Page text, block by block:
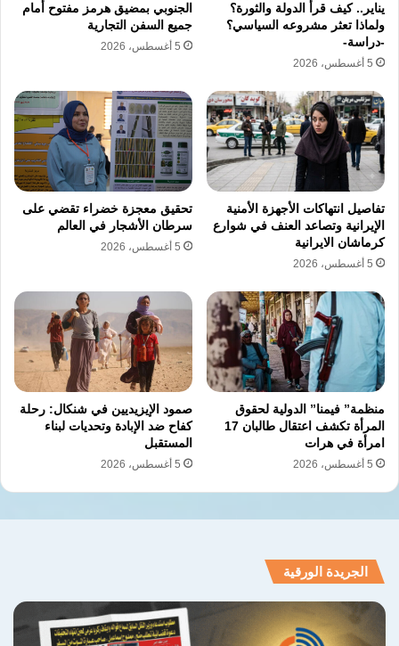
المنفذة خلال 12 يوما إلى نحو 291 عملية
عسكرية، وأسفرت هذه الهجمات الموثقة عن
الخطورة، في ظل عجز واضح لأنظمة الدفاع
الجوي عن التصدي لهذا الكم الكبير من المسيرات
الانتحارية والصواريخ الموجهة،
ترصد التقارير الميدانية فشل منظومات الدفاع
الجوي الصهيونية في اعتراض عدد كبير من
حيث دوت صفارات الإنذار في مناطق جنوب حيفا
وشمال تل أبيب مع تفعيل إجراءات الطوارئ
القصوى في كافة الملاجئ، وأقرت هيئة الإسعاف
بتعاملها مع أعداد من المصابين نتيجة الرشقات
الصاروخية وحالات التدافع الكبيرة، بينما وثقت
المشاهد المصورة وصول الصواريخ الإيرانية إلى
أهدافها بدقة عالية، مما يكشف عن ثغرات واسعة
في جدار الحماية الجوي الذي تعتمد عليه القوات
الحرس الثوري القواعد الأمريكية
يناير.. كيف قرأ الدولة والثورة؟
ولماذا تعثر مشروعه السياسي؟
-دراسة-
5 أغسطس، 2026
الجنوبي بمضيق هرمز مفتوح أمام
جميع السفن التجارية
5 أغسطس، 2026
تفاصيل انتهاكات الأجهزة الأمنية
الإيرانية وتصاعد العنف في شوارع
كرماشان الايرانية
5 أغسطس، 2026
تحقيق معجزة خضراء تقضي على
سرطان الأشجار في العالم
5 أغسطس، 2026
منظمة” فيمنا” الدولية لحقوق
المرأة تكشف اعتقال طالبان 17
امرأة في هرات
5 أغسطس، 2026
صمود الإيزيديين في شنكال: رحلة
كفاح ضد الإبادة وتحديات لبناء
المستقبل
5 أغسطس، 2026
الجريدة الورقية